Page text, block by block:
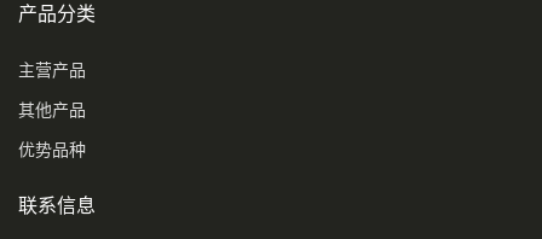
产品分类
主营产品
其他产品
优势品种
联系信息